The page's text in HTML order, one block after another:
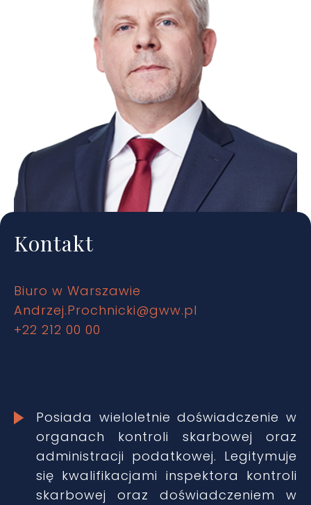
Kontakt
Biuro w Warszawie
Andrzej.Prochnicki@gww.pl
+22 212 00 00
Posiada wieloletnie doświadczenie w
organach kontroli skarbowej oraz
administracji podatkowej. Legitymuje
się kwalifikacjami inspektora kontroli
skarbowej oraz doświadczeniem w